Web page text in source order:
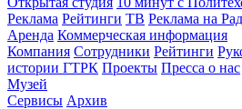
Реклама Рейтинги ТВ Реклама на
Аренда Коммерческая информация
Компания Сотрудники Рейтинги
истории ГТРК Проекты Пресса о нас
Музей
Сервисы Архив